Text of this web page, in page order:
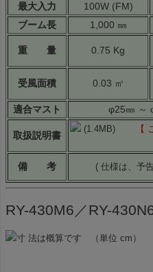
最大入力
100W (FM)
ブーム長
1,000 ㎜
重 量 0.75 Kg
受風面積 0.03 ㎡
適合マスト
φ25㎜ ～
取扱説明書
(1.4MB)
【 ご
備 考 ( 仕様は、予
RY-430M6／RY-
寸 法は概算です （単位 cm）